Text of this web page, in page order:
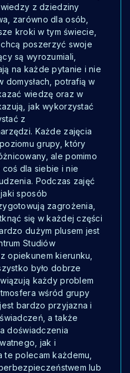
z dziedziny
zarówno dla osób,
kroki w tym świecie,
poszerzyć swoje
są wyrozumiali,
na każde pytanie i nie
domysłach, potrafią w
wiedzę oraz w
jak wykorzystać
z
Każde zajęcia
grupy, który
ale pomimo
dla siebie i nie
Podczas zajęć
sposób
zagrożenia,
się w każdej części
dużym plusem jest
Studiów
opiekunem kierunku,
było dobrze
każdy problem
wśród grupy
bardzo przyjazna i
a także
doświadczenia
jak i
polecam każdemu,
lub